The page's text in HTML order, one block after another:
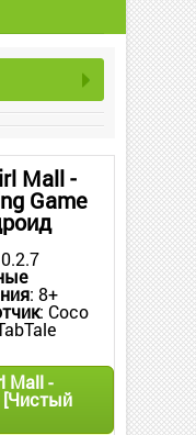
Mall -
Game
: 8+
: Coco
Mall -
[Чистый